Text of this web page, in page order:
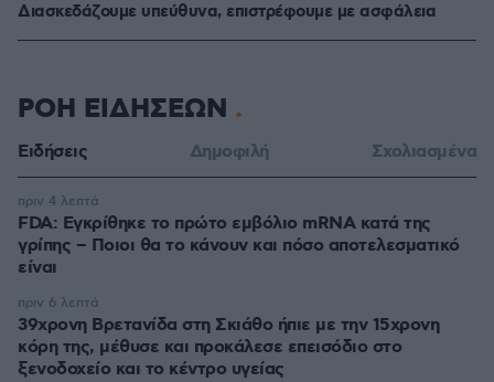
Διασκεδάζουμε υπεύθυνα, επιστρέφουμε με ασφάλεια
ΡΟΗ ΕΙΔΗΣΕΩΝ
Ειδήσεις Δημοφιλή Σχολιασμένα
FDA: Εγκρίθηκε το πρώτο εμβόλιο mRNA κατά της
γρίπης – Ποιοι θα το κάνουν και πόσο αποτελεσματικό
είναι
πριν 4 λεπτά
39χρονη Βρετανίδα στη Σκιάθο ήπιε με την 15χρονη
κόρη της, μέθυσε και προκάλεσε επεισόδιο στο
ξενοδοχείο και το κέντρο υγείας
πριν 6 λεπτά